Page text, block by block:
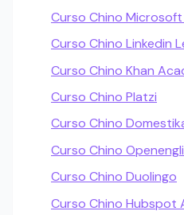
Curso Chino Microsoft
Curso Chino Linkedin
Curso Chino Khan
Curso Chino Platzi
Curso Chino
Curso Chino
Curso Chino Duolingo
Curso Chino Hubspot